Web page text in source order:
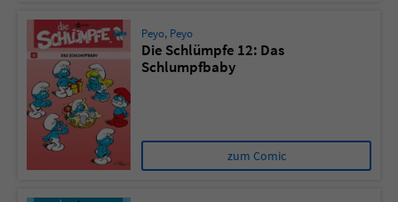
Peyo, Peyo
Die Schlümpfe 12: Das
Schlumpfbaby
zum Comic